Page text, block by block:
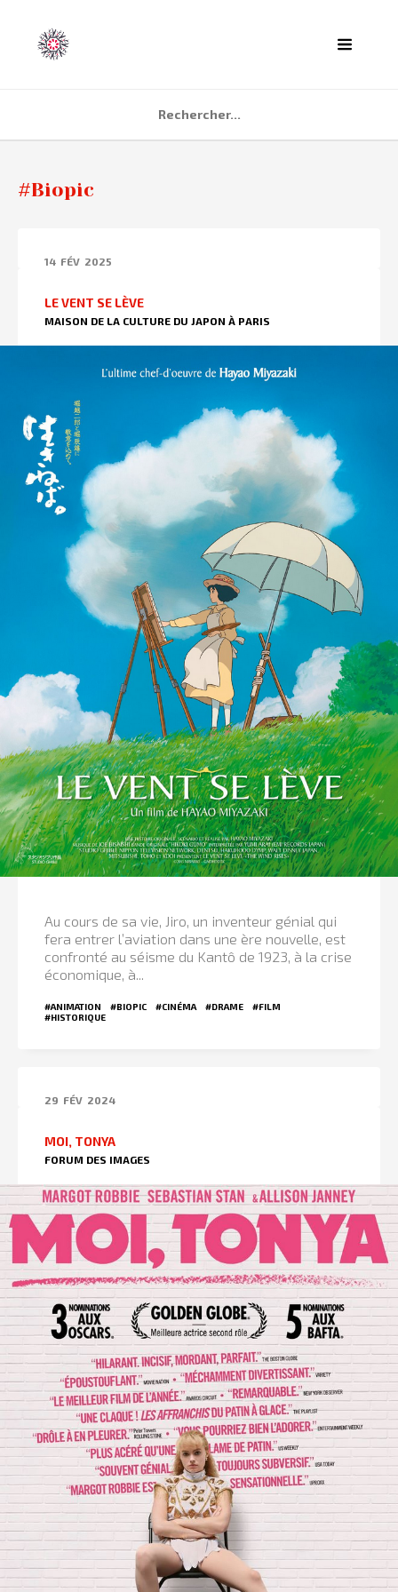
QUI SOMMES NOUS ?
CONTACT
#Biopic
14 FÉV 2025
LE VENT SE LÈVE
MAISON DE LA CULTURE DU JAPON À PARIS
Au cours de sa vie, Jiro, un inventeur génial qui
fera entrer l’aviation dans une ère nouvelle, est
confronté au séisme du Kantô de 1923, à la crise
économique, à...
#ANIMATION #BIOPIC #CINÉMA #DRAME
#FILM
#HISTORIQUE
29 FÉV 2024
MOI, TONYA
FORUM DES IMAGES